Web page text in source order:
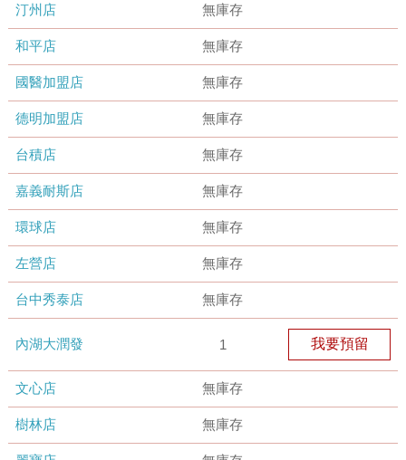
汀州店 無庫存
和平店 無庫存
國醫加盟店 無庫存
德明加盟店 無庫存
台積店 無庫存
嘉義耐斯店 無庫存
環球店 無庫存
左營店 無庫存
台中秀泰店 無庫存
內湖大潤發 1 我要預留
文心店 無庫存
樹林店 無庫存